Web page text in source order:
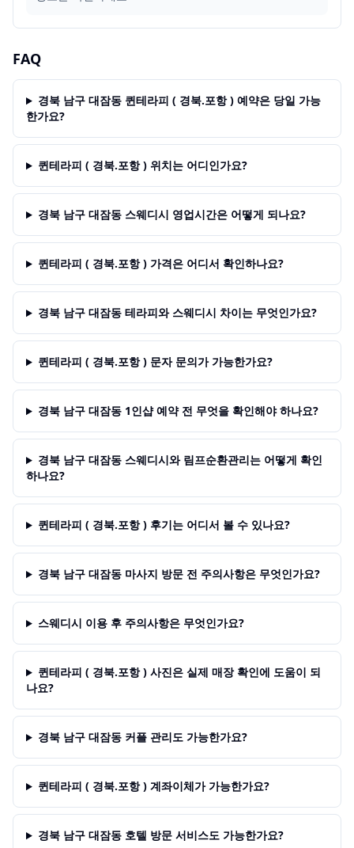
FAQ
경북 남구 대잠동 퀸테라피 ( 경북.포항 ) 예약은 당일 가능
한가요?
퀸테라피 ( 경북.포항 ) 위치는 어디인가요?
경북 남구 대잠동 스웨디시 영업시간은 어떻게 되나요?
퀸테라피 ( 경북.포항 ) 가격은 어디서 확인하나요?
경북 남구 대잠동 테라피와 스웨디시 차이는 무엇인가요?
퀸테라피 ( 경북.포항 ) 문자 문의가 가능한가요?
경북 남구 대잠동 1인샵 예약 전 무엇을 확인해야 하나요?
경북 남구 대잠동 스웨디시와 림프순환관리는 어떻게 확인
하나요?
퀸테라피 ( 경북.포항 ) 후기는 어디서 볼 수 있나요?
경북 남구 대잠동 마사지 방문 전 주의사항은 무엇인가요?
스웨디시 이용 후 주의사항은 무엇인가요?
퀸테라피 ( 경북.포항 ) 사진은 실제 매장 확인에 도움이 되
나요?
경북 남구 대잠동 커플 관리도 가능한가요?
퀸테라피 ( 경북.포항 ) 계좌이체가 가능한가요?
경북 남구 대잠동 호텔 방문 서비스도 가능한가요?